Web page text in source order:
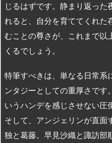
じるはずです。静まり返っ
れると、自分を育ててくれた
むことの尊さが、これまで以
くるでしょう。
特筆すべきは、単なる日常系
ンタジーとしての重厚さです
いうハンデを感じさせない圧
そして、アンジェリンが直面
独と葛藤。早見沙織と諏訪部